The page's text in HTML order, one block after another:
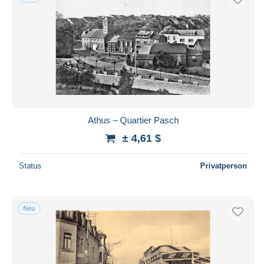
Athus – Quartier Pasch
± 4,61 $
Status Privatperson
Neu